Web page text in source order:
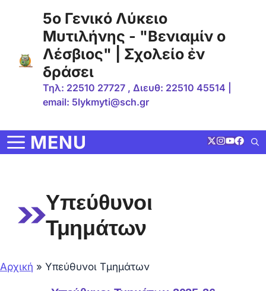
περιεχόμενο
5ο Γενικό Λύκειο
Μυτιλήνης - "Βενιαμίν ο
Λέσβιος" | Σχολείο ἐν
δράσει
Τηλ: 22510 27727 , Διευθ: 22510 45514 |
email: 5lykmyti@sch.gr
MENU
Υπεύθυνοι
Τμημάτων
Αρχική » Υπεύθυνοι Τμημάτων